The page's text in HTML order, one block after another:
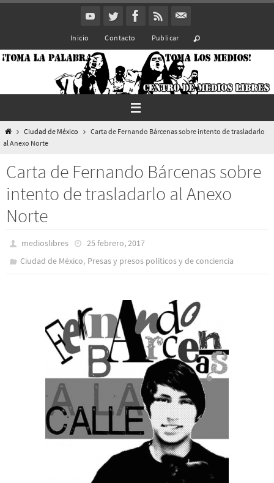
Inicio Contacto Publicar
InicioCiudad de México
Carta de Fernando Bárcenas sobre intento de trasladarlo
al Anexo Norte
Carta de Fernando Bárcenas sobre
intento de trasladarlo al Anexo
Norte
medioslibres
25 febrero, 2017
Ciudad de México, Presas y presos polí­ticos y de conciencia